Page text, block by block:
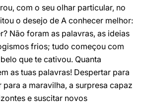
com o seu olhar particular, no
o desejo de A conhecer melhor:
Não foram as palavras, as ideias
frios; tudo começou com
que te cativou. Quanta
as tuas palavras! Despertar para
a maravilha, a surpresa capaz
e suscitar novos